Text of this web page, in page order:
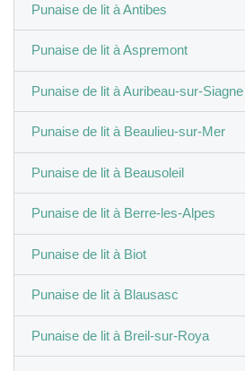
Punaise de lit à Antibes
Punaise de lit à Aspremont
Punaise de lit à Auribeau-sur-Siagne
Punaise de lit à Beaulieu-sur-Mer
Punaise de lit à Beausoleil
Punaise de lit à Berre-les-Alpes
Punaise de lit à Biot
Punaise de lit à Blausasc
Punaise de lit à Breil-sur-Roya